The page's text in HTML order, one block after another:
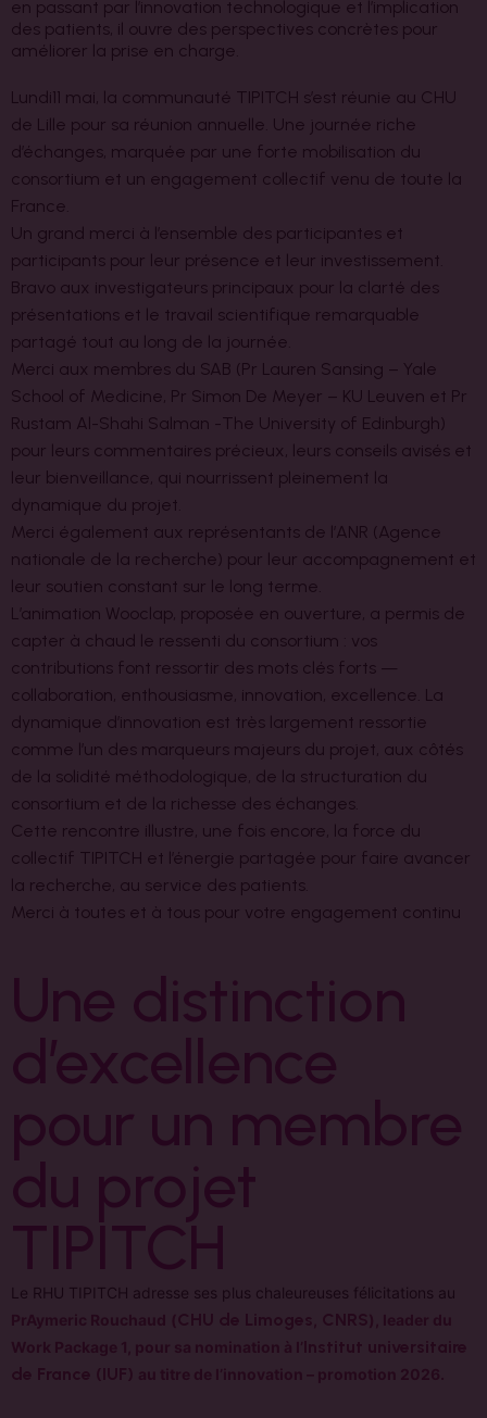
en passant par l’innovation technologique et l’implication
des patients, il ouvre des perspectives concrètes pour
améliorer la prise en charge.
Lundi11 mai, la communauté TIPITCH s’est réunie au CHU
de Lille pour sa réunion annuelle. Une journée riche
d’échanges, marquée par une forte mobilisation du
consortium et un engagement collectif venu de toute la
France.
Un grand merci à l’ensemble des participantes et
participants pour leur présence et leur investissement.
Bravo aux investigateurs principaux pour la clarté des
présentations et le travail scientifique remarquable
partagé tout au long de la journée.
Merci aux membres du SAB (Pr Lauren Sansing – Yale
School of Medicine, Pr Simon De Meyer – KU Leuven et Pr
Rustam Al-Shahi Salman -The University of Edinburgh)
pour leurs commentaires précieux, leurs conseils avisés et
leur bienveillance, qui nourrissent pleinement la
dynamique du projet.
Merci également aux représentants de l’ANR (Agence
nationale de la recherche) pour leur accompagnement et
leur soutien constant sur le long terme.
L’animation Wooclap, proposée en ouverture, a permis de
capter à chaud le ressenti du consortium : vos
contributions font ressortir des mots clés forts —
collaboration, enthousiasme, innovation, excellence. La
dynamique d’innovation est très largement ressortie
comme l’un des marqueurs majeurs du projet, aux côtés
de la solidité méthodologique, de la structuration du
consortium et de la richesse des échanges.
Cette rencontre illustre, une fois encore, la force du
collectif TIPITCH et l’énergie partagée pour faire avancer
la recherche, au service des patients.
Merci à toutes et à tous pour votre engagement continu
Une distinction
d’excellence
pour un membre
du projet
TIPITCH
Le RHU TIPITCH adresse ses plus chaleureuses félicitations au